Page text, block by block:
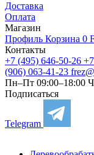
Доставка
Оплата
Магазин
Профиль Корзина 0
Контакты
+7 (495) 646-50-26
(906) 063-41-23
Пн–Пт 09:00–18:00
Подписаться
Telegram